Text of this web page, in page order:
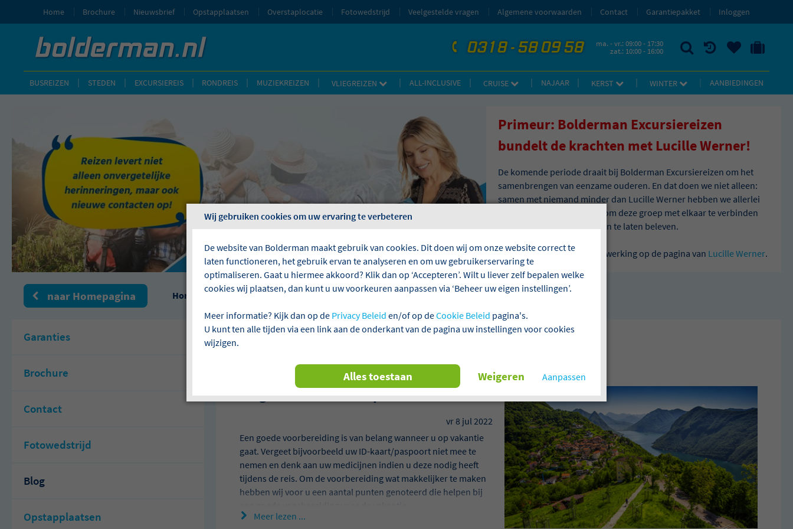
telefoon
0318 - 58 09 58 ma. - vr.: 09:00 - 17:30
zat.: 10:00 - 16:00 ZOEKEN UW BEWAARDE REIZEN
BUSREIZEN STEDEN EXCURSIEREIS RONDREIS MUZIEKREIZEN VLIEGREIZEN ALL-INCLUSIVE CRUISE NAJAAR KERST WINTER AANBIEDINGEN
Home Brochure Nieuwsbrief Opstapplaatsen Overstaplocatie Fotowedstrijd Veelgestelde vragen Algemene voorwaarden Contact Garantiepakket Inloggen
Primeur: Bolderman Excursiereizen
bundelt de krachten met Lucille Werner!
De komende periode draait bij Bolderman Excursiereizen om het
samenbrengen van eenzame ouderen. En dat doen we niet alleen:
samen met niemand minder dan Lucille Werner hebben we allerlei
leuke acties op touw gezet om deze groep met elkaar te verbinden
en onvergetelijke momenten te laten beleven.
Lees alles over onze samenwerking op de pagina van Lucille Werner.
naar Homepagina Home Lees hier onze blogverhalen
Garanties
Brochure
Contact
Fotowedstrijd
Blog
Opstapplaatsen
Ga goed voorbereid op vakantie!
vr 8 jul 2022
Een goede voorbereiding is van belang wanneer u op vakantie
gaat. Vergeet bijvoorbeeld uw ID-kaart/paspoort niet mee te
nemen en denk aan uw medicijnen indien u deze nodig heeft
tijdens de reis. Om de voorbereiding wat makkelijker te maken
hebben wij voor u een aantal punten genoteerd die helpen bij
Meer lezen ...
Wij gebruiken cookies om uw ervaring te verbeteren
De website van Bolderman maakt gebruik van cookies. Dit doen wij om onze website correct te
laten functioneren, het gebruik ervan te analyseren en om uw gebruikerservaring te
optimaliseren. Gaat u hiermee akkoord? Klik dan op ‘Accepteren’. Wilt u liever zelf bepalen welke
cookies wij plaatsen, dan kunt u uw voorkeuren aanpassen via ‘Beheer uw eigen instellingen’.
Meer informatie? Kijk dan op de Privacy Beleid en/of op deCookie Beleid pagina's.
U kunt ten alle tijden via een link aan de onderkant van de pagina uw instellingen voor cookies
wijzigen.
Aanpassen
Weigeren
Alles toestaan